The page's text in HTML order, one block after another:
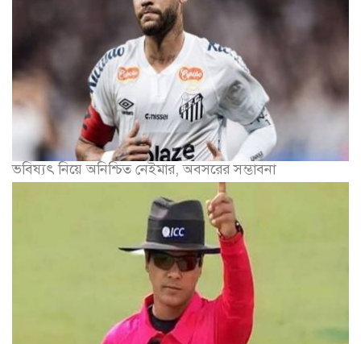
ভবিষ্যৎ নিয়ে অনিশ্চিত নেইমার, অবসরের সম্ভাবনা